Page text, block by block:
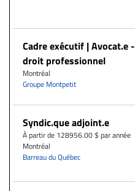
Cadre exécutif | Avocat.e -
droit professionnel
Montréal
Groupe Montpetit
Syndic.que adjoint.e
À partir de 128956.00 $ par année
Montréal
Barreau du Québec